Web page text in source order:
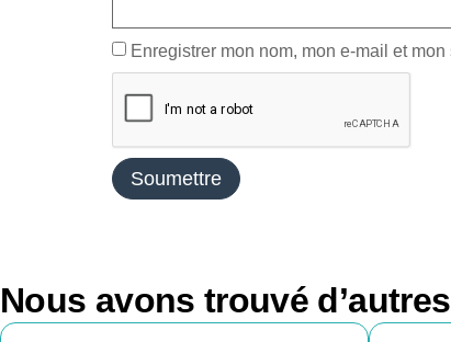
Enregistrer mon nom, mon e-mail et
Nous avons trouvé